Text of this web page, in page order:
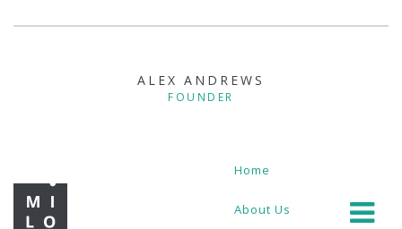
ALEX ANDREWS
FOUNDER
Home
About Us